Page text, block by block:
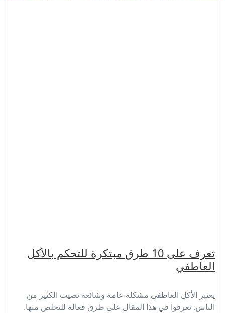
تعرف على 10 طرق مبتكرة للتحكم بالأكل
العاطفي
يعتبر الأكل العاطفي مشكلة عامة وشائعة تصيب الكثير من
الناس. تعرفوا في هذا المقال على طرق فعالة للتخلص منها.